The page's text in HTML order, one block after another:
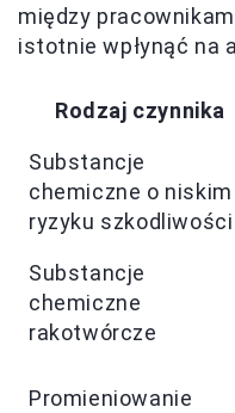
między
istotnie wpłynąć na
Rodzaj czynnika
Substancje
chemiczne o niskim
ryzyku szkodliwości
Substancje
chemiczne
rakotwórcze
Promieniowanie